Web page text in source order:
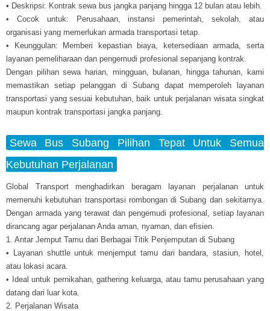
• Deskripsi: Kontrak sewa bus jangka panjang hingga 12 bulan atau lebih.
• Cocok untuk: Perusahaan, instansi pemerintah, sekolah, atau
organisasi yang memerlukan armada transportasi tetap.
• Keunggulan: Memberi kepastian biaya, ketersediaan armada, serta
layanan pemeliharaan dan pengemudi profesional sepanjang kontrak.
Dengan pilihan sewa harian, mingguan, bulanan, hingga tahunan, kami
memastikan setiap pelanggan di Subang dapat memperoleh layanan
transportasi yang sesuai kebutuhan, baik untuk perjalanan wisata singkat
maupun kontrak transportasi jangka panjang.
Sewa Bus Subang Pilihan Tepat Untuk Semua
Kebutuhan Perjalanan
Global Transport menghadirkan beragam layanan perjalanan untuk
memenuhi kebutuhan transportasi rombongan di Subang dan sekitarnya.
Dengan armada yang terawat dan pengemudi profesional, setiap layanan
dirancang agar perjalanan Anda aman, nyaman, dan efisien.
1. Antar Jemput Tamu dari Berbagai Titik Penjemputan di Subang
• Layanan shuttle untuk menjemput tamu dari bandara, stasiun, hotel,
atau lokasi acara.
• Ideal untuk pernikahan, gathering keluarga, atau tamu perusahaan yang
datang dari luar kota.
2. Perjalanan Wisata